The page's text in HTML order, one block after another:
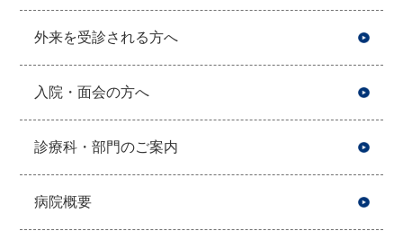
外来を受診される方へ
入院・面会の方へ
診療科・部門のご案内
病院概要